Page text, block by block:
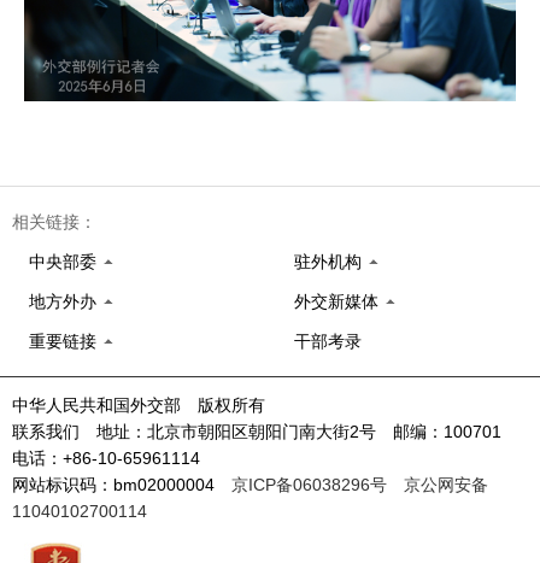
相关链接：
中央部委 驻外机构
地方外办 外交新媒体
重要链接 干部考录
中华人民共和国外交部 版权所有
联系我们 地址：北京市朝阳区朝阳门南大街2号 邮编：100701
电话：+86-10-65961114
网站标识码：bm02000004 京ICP备06038296号
京公网安备
11040102700114